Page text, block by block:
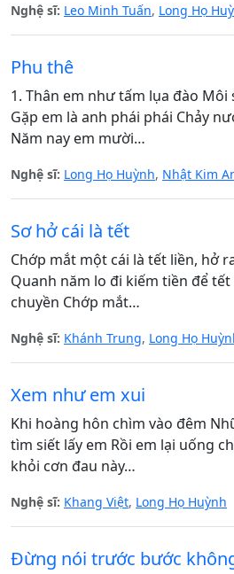
Nghệ sĩ: Leo Minh Tuấn, Long Họ
Phu thê
1. Thân em như tấm lụa đào
Gặp em là anh phái phái Chảy
Năm nay em mười…
Nghệ sĩ: Long Họ Huỳnh, Nhật Kim
Sơ hở cái là tết
Chớp mắt một cái là tết liền, hở
Quanh năm lo đi kiếm tiền để
chuyền Chớp mắt…
Nghệ sĩ: Khánh Trung, Long Họ
Xem như em xui
Khi hoàng hôn chìm vào đêm
tìm siết lấy em Rồi em lại uống
khỏi cơn đau này…
Nghệ sĩ: Khang Việt, Long Họ Huỳnh
Đừng nói trước bước